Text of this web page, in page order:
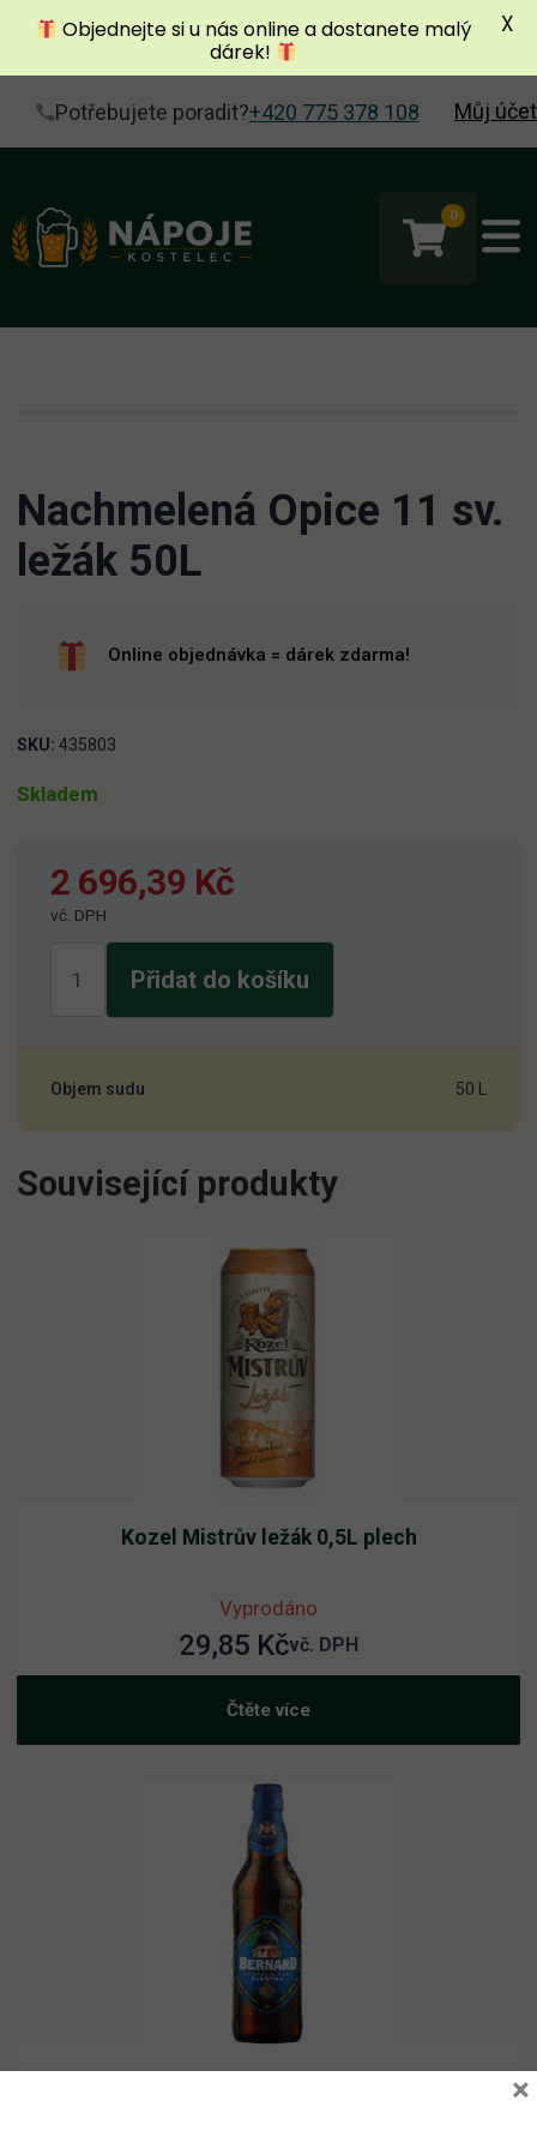
Potřebujete poradit?+420 775 378 108 Můj účet
0
Nachmelená Opice 11 sv.
ležák 50L
Online objednávka = dárek zdarma!
SKU: 435803
Skladem
2 696,39 Kč
vč. DPH
Opice
50L
Přidat do košíku
Objem sudu 50 L
Související produkty
Kozel Mistrův ležák 0,5L plech
Vyprodáno
29,85 Kčvč. DPH
Čtěte více
Objednejte si u nás online a dostanete malý
dárek!
X
×